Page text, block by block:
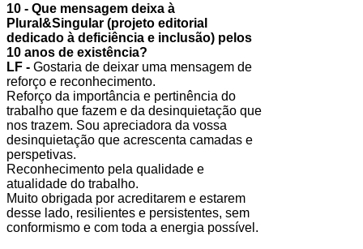
10 - Que mensagem deixa à
Plural&Singular (projeto editorial
dedicado à deficiência e inclusão) pelos
10 anos de existência?
LF - Gostaria de deixar uma mensagem de
reforço e reconhecimento.
Reforço da importância e pertinência do
trabalho que fazem e da desinquietação que
nos trazem. Sou apreciadora da vossa
desinquietação que acrescenta camadas e
perspetivas.
Reconhecimento pela qualidade e
atualidade do trabalho.
Muito obrigada por acreditarem e estarem
desse lado, resilientes e persistentes, sem
conformismo e com toda a energia possível.